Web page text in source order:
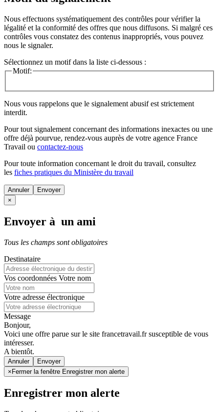
Nous effectuons systématiquement des contrôles pour vérifier la
légalité et la conformité des offres que nous diffusons. Si malgré ces
contrôles vous constatez des contenus inappropriés, vous pouvez
nous le signaler.
Sélectionnez un motif dans la liste ci-dessous :
Motif:
Nous vous rappelons que le signalement abusif est strictement
interdit.
Pour tout signalement concernant des informations inexactes ou une
offre déjà pourvue, rendez-vous auprès de votre agence France
Travail ou contactez-nous
Pour toute information concernant le droit du travail, consultez
les fiches pratiques du Ministère du travail
Annuler
×
Envoyer à un ami
Tous les champs sont obligatoires
Destinataire
Vos coordonnées Votre nom
Votre adresse électronique
Message
Bonjour,
Voici une offre parue sur le site francetravail.fr susceptible de vous
intéresser.
A bientôt.
Annuler
× Fermer la fenêtre Enregistrer mon alerte
Enregistrer mon alerte